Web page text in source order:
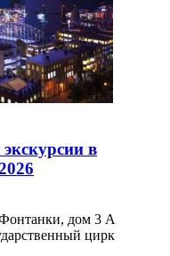
в
дом 3 А
цирк